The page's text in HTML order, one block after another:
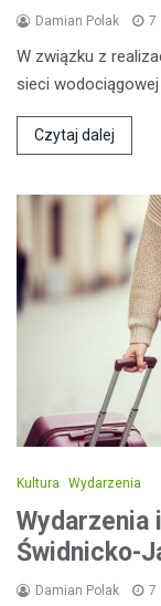
Damian Polak 7
W związku z
sieci
Czytaj dalej
Kultura Wydarzenia
Wydarzenia
Świdnicko-
Damian Polak 7